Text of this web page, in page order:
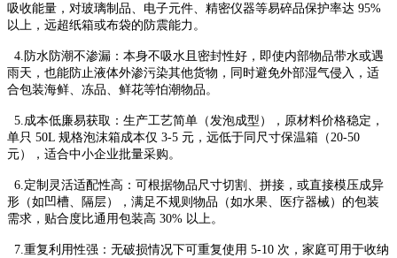
吸收能量，对玻璃制品、电子元件、精密仪器等易碎品保护率达 95%
以上，远超纸箱或布袋的防震能力。​
4.防水防潮不渗漏：本身不吸水且密封性好，即使内部物品带水或遇
雨天，也能防止液体外渗污染其他货物，同时避免外部湿气侵入，适
合包装海鲜、冻品、鲜花等怕潮物品。​
5.成本低廉易获取：生产工艺简单（发泡成型），原材料价格稳定，
单只 50L 规格泡沫箱成本仅 3-5 元，远低于同尺寸保温箱（20-50
元），适合中小企业批量采购。​
6.定制灵活适配性高：可根据物品尺寸切割、拼接，或直接模压成异
形（如凹槽、隔层），满足不规则物品（如水果、医疗器械）的包装
需求，贴合度比通用包装高 30% 以上。​
7.重复利用性强：无破损情况下可重复使用 5-10 次，家庭可用于收纳